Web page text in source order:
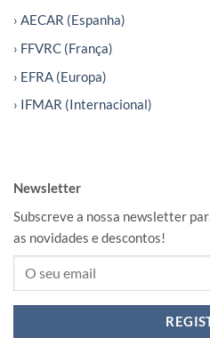
› AECAR (Espanha)
› FFVRC (França)
› EFRA (Europa)
› IFMAR (Internacional)
Newsletter
Subscreve a nossa newsletter
as novidades e descontos!